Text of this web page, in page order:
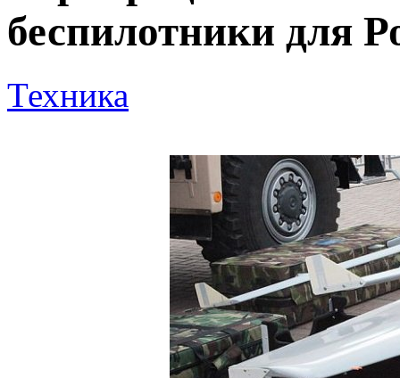
беспилотники для
Техника